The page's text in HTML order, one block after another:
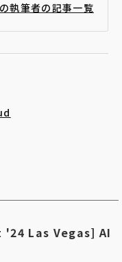
執筆者の記事一覧
Las Vegas] AI